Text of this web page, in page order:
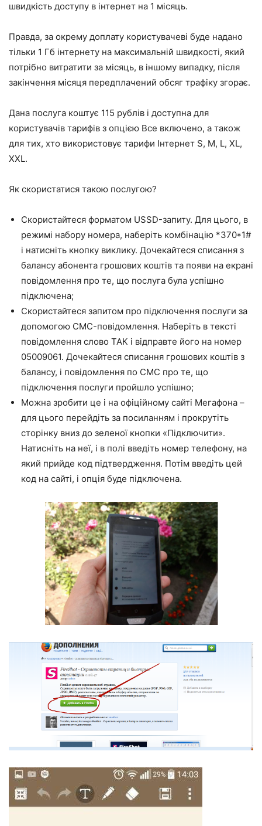
швидкість доступу в інтернет на 1 місяць.
Правда, за окрему доплату користувачеві буде надано
тільки 1 Гб інтернету на максимальній швидкості, який
потрібно витратити за місяць, в іншому випадку, після
закінчення місяця передплачений обсяг трафіку згорає.
Дана послуга коштує 115 рублів і доступна для
користувачів тарифів з опцією Все включено, а також
для тих, хто використовує тарифи Інтернет S, M, L, XL,
XXL.
Як скористатися такою послугою?
Скористайтеся форматом USSD-запиту. Для цього, в
режимі набору номера, наберіть комбінацію *370*1#
і натисніть кнопку виклику. Дочекайтеся списання з
балансу абонента грошових коштів та появи на екрані
повідомлення про те, що послуга була успішно
підключена;
Скористайтеся запитом про підключення послуги за
допомогою СМС-повідомлення. Наберіть в тексті
повідомлення слово ТАК і відправте його на номер
05009061. Дочекайтеся списання грошових коштів з
балансу, і повідомлення по СМС про те, що
підключення послуги пройшло успішно;
Можна зробити це і на офіційному сайті Мегафона –
для цього перейдіть за посиланням і прокрутіть
сторінку вниз до зеленої кнопки «Підключити».
Натисніть на неї, і в полі введіть номер телефону, на
який прийде код підтвердження. Потім введіть цей
код на сайті, і опція буде підключена.